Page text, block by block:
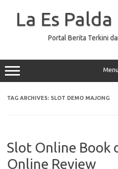
La Es
Portal Berita Terkini
Menu
TAG ARCHIVES: SLOT DEMO MAJONG
Slot Online Book
Online Review